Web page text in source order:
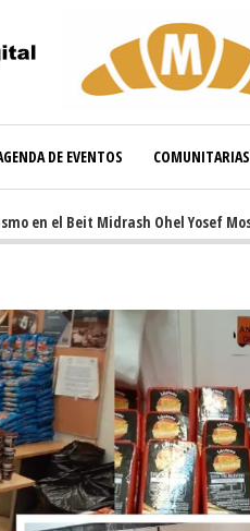
DE EVENTOS COMUNITARIAS
Beit Midrash Ohel Yosef Moshe